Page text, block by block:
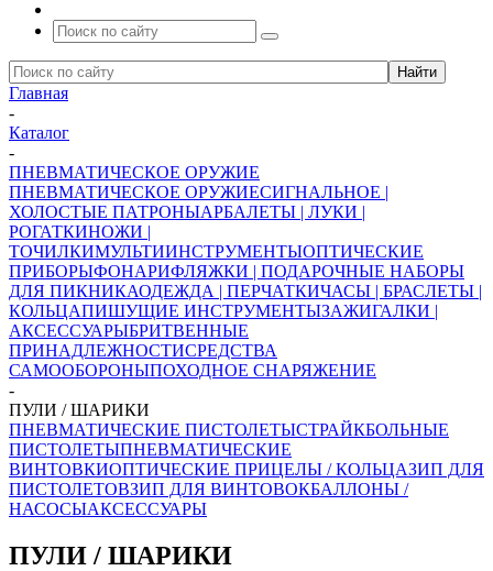
Главная
-
Каталог
-
ПНЕВМАТИЧЕСКОЕ ОРУЖИЕ
ПНЕВМАТИЧЕСКОЕ ОРУЖИЕСИГНАЛЬНОЕ |
ХОЛОСТЫЕ ПАТРОНЫАРБАЛЕТЫ | ЛУКИ |
РОГАТКИНОЖИ |
ТОЧИЛКИМУЛЬТИИНСТРУМЕНТЫОПТИЧЕСКИЕ
ПРИБОРЫФОНАРИФЛЯЖКИ | ПОДАРОЧНЫЕ НАБОРЫ
ДЛЯ ПИКНИКАОДЕЖДА | ПЕРЧАТКИЧАСЫ | БРАСЛЕТЫ |
КОЛЬЦАПИШУЩИЕ ИНСТРУМЕНТЫЗАЖИГАЛКИ |
АКСЕССУАРЫБРИТВЕННЫЕ
ПРИНАДЛЕЖНОСТИСРЕДСТВА
САМООБОРОНЫПОХОДНОЕ СНАРЯЖЕНИЕ
-
ПУЛИ / ШАРИКИ
ПНЕВМАТИЧЕСКИЕ ПИСТОЛЕТЫСТРАЙКБОЛЬНЫЕ
ПИСТОЛЕТЫПНЕВМАТИЧЕСКИЕ
ВИНТОВКИОПТИЧЕСКИЕ ПРИЦЕЛЫ / КОЛЬЦАЗИП ДЛЯ
ПИСТОЛЕТОВЗИП ДЛЯ ВИНТОВОКБАЛЛОНЫ /
НАСОСЫАКСЕССУАРЫ
ПУЛИ / ШАРИКИ